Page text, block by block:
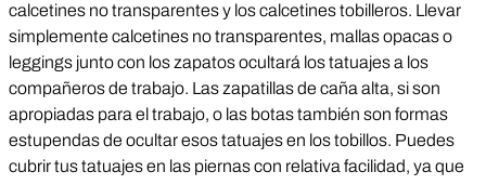
calcetines no transparentes y los calcetines tobilleros. Llevar
simplemente calcetines no transparentes, mallas opacas o
leggings junto con los zapatos ocultará los tatuajes a los
compañeros de trabajo. Las zapatillas de caña alta, si son
apropiadas para el trabajo, o las botas también son formas
estupendas de ocultar esos tatuajes en los tobillos. Puedes
cubrir tus tatuajes en las piernas con relativa facilidad, ya que